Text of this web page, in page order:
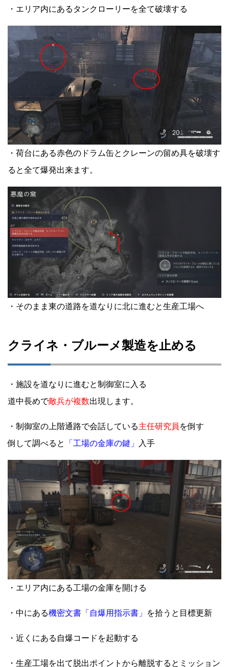
・エリア内にあるタンクローリーを全て破壊する
・荷台にある赤色のドラム缶とクレーンの留め具を破壊す
ると全て爆発出来ます。
・そのまま東の道路を道なりに北に進むと生産工場へ
クライネ・ブルーメ製造を止める
・施設を道なりに進むと制御室に入る
道中長めで敵兵が複数出現します。
・制御室の上階通路で会話している主任研究員 を倒す
倒して調べると
「工場の金庫の鍵」 入手
・エリア内にある工場の金庫を開ける
・中にある機密文書「自爆用指示書」 を拾うと目標更新
・近くにある自爆コードを起動する
・生産工場を出て脱出ポイントから離脱するとミッション